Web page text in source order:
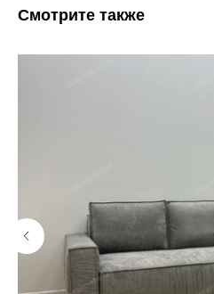
Смотрите также